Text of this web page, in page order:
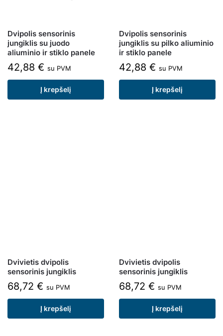
Dvipolis sensorinis
jungiklis su juodo
aliuminio ir stiklo panele
42,88 € su PVM
Į krepšelį
Dvipolis sensorinis
jungiklis su pilko aliuminio
ir stiklo panele
42,88 € su PVM
Į krepšelį
Dvivietis dvipolis
sensorinis jungiklis
68,72 € su PVM
Į krepšelį
Dvivietis dvipolis
sensorinis jungiklis
68,72 € su PVM
Į krepšelį